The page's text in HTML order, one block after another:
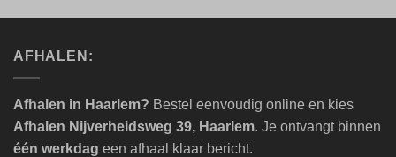
AFHALEN:
Afhalen in Haarlem? Bestel eenvoudig online en kies
Afhalen Nijverheidsweg 39, Haarlem. Je ontvangt binnen
één werkdag een afhaal klaar bericht.